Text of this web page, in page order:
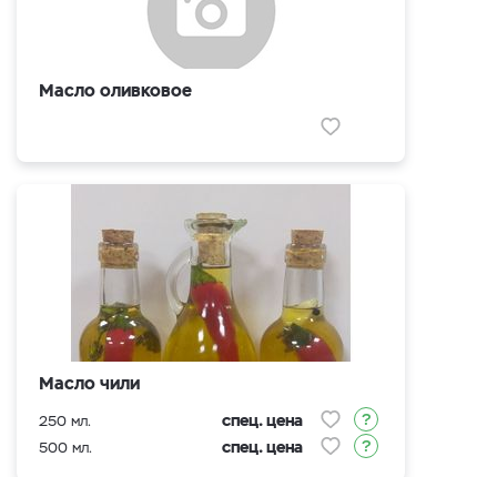
Масло оливковое
Масло чили
250 мл. спец. цена
500 мл. спец. цена